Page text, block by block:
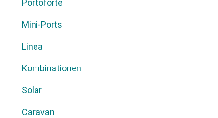
Portoforte
Mini-Ports
Linea
Kombinationen
Solar
Caravan